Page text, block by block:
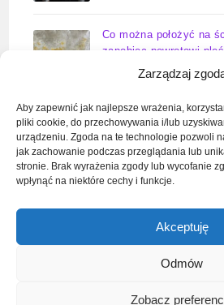
Zarządzaj
Aby zapewnić jak najlepsze wrażenia,
pliki cookie, do przechowywania i/lub
urządzeniu. Zgoda na te technologie pozwoli
jak zachowanie podczas przeglądania lub
stronie. Brak wyrażenia zgody lub wycofanie
wpłynąć na niektóre cechy i funkcje.
Akceptuję
Odmów
Zobacz
Co można położyć na
zapobiec powrotowi
rozwiązania na lata
Zawór wody do pralki
kompletny poradnik
2025-09-11 / 0 COMMENTS
Jak odkręcić dolny
Poradnik serwisanta w
2025-09-10 / 0 COMMENTS